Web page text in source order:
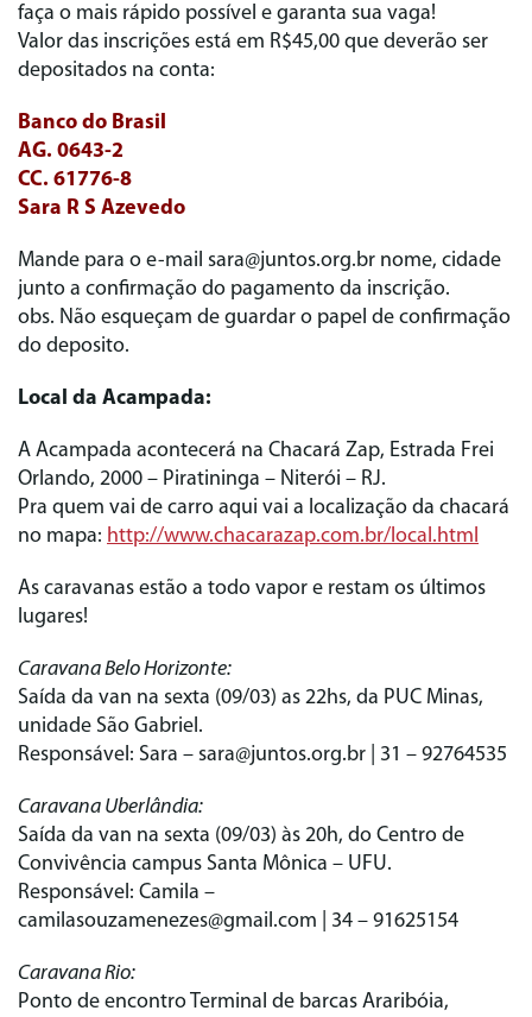
faça o mais rápido possível e garanta sua vaga!
Valor das inscrições está em R$45,00 que deverão ser
depositados na conta:
Banco do Brasil
AG. 0643-2
CC. 61776-8
Sara R S Azevedo
Mande para o e-mail sara@juntos.org.br nome, cidade
junto a confirmação do pagamento da inscrição.
obs. Não esqueçam de guardar o papel de confirmação
do deposito.
Local da Acampada:
A Acampada acontecerá na Chacará Zap, Estrada Frei
Orlando, 2000 – Piratininga – Niterói – RJ.
Pra quem vai de carro aqui vai a localização da chacará
no mapa: http://www.chacarazap.com.br/local.html
As caravanas estão a todo vapor e restam os últimos
lugares!
Caravana Belo Horizonte:
Saída da van na sexta (09/03) as 22hs, da PUC Minas,
unidade São Gabriel.
Responsável: Sara – sara@juntos.org.br | 31 – 92764535
Caravana Uberlândia:
Saída da van na sexta (09/03) às 20h, do Centro de
Convivência campus Santa Mônica – UFU.
Responsável: Camila –
camilasouzamenezes@gmail.com | 34 – 91625154
Caravana Rio:
Ponto de encontro Terminal de barcas Araribóia,